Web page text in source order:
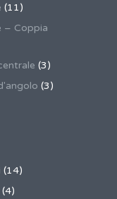
(11)
– Coppia
(3)
(3)
(14)
(4)